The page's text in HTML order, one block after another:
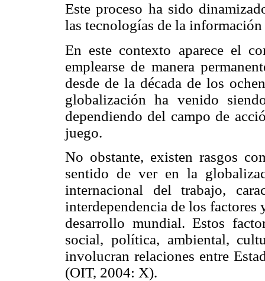
Este proceso ha sido
las tecnologías de la
En este contexto aparece el
emplearse de manera
desde de la década de los
globalización ha venido
dependiendo del campo de
juego.
No obstante, existen rasgos
sentido de ver en la
internacional del trabajo,
interdependencia de los
desarrollo mundial. Estos
social, política, ambiental,
involucran relaciones entre
(OIT, 2004: X).